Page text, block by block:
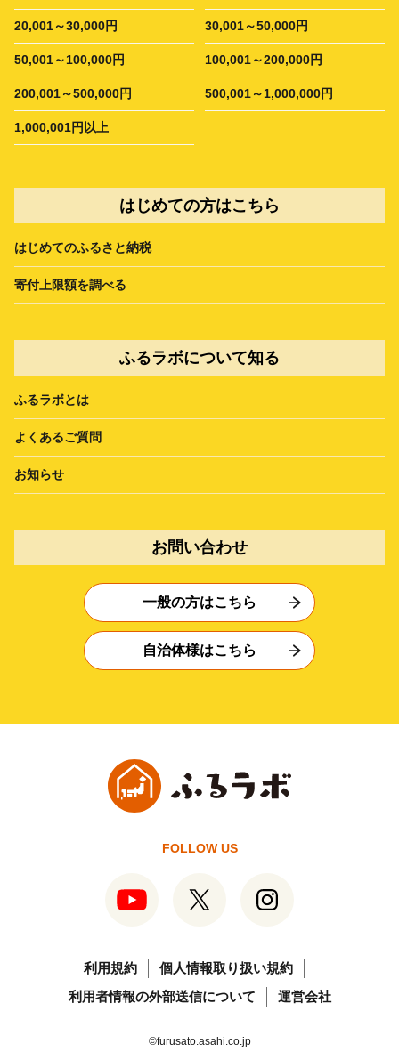
20,001～30,000円 30,001～50,000円
50,001～100,000円 100,001～200,000円
200,001～500,000円 500,001～1,000,000円
1,000,001円以上
はじめての方はこちら
はじめてのふるさと納税
寄付上限額を調べる
ふるラボについて知る
ふるラボとは
よくあるご質問
お知らせ
お問い合わせ
一般の方はこちら
自治体様はこちら
FOLLOW US
利用規約
個人情報取り扱い規約
利用者情報の外部送信について
運営会社
©furusato.asahi.co.jp